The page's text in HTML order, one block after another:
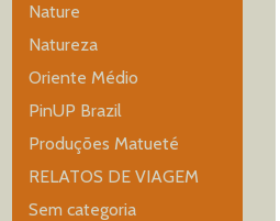
Nature
Natureza
Oriente Médio
PinUP Brazil
Produções Matueté
RELATOS DE VIAGEM
Sem categoria